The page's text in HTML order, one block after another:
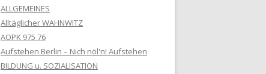
ALLGEMEINES
Alltäglicher WAHNWITZ
AOPK 975 76
Aufstehen Berlin – Nich nöl'n! Aufstehen
BILDUNG u. SOZIALISATION